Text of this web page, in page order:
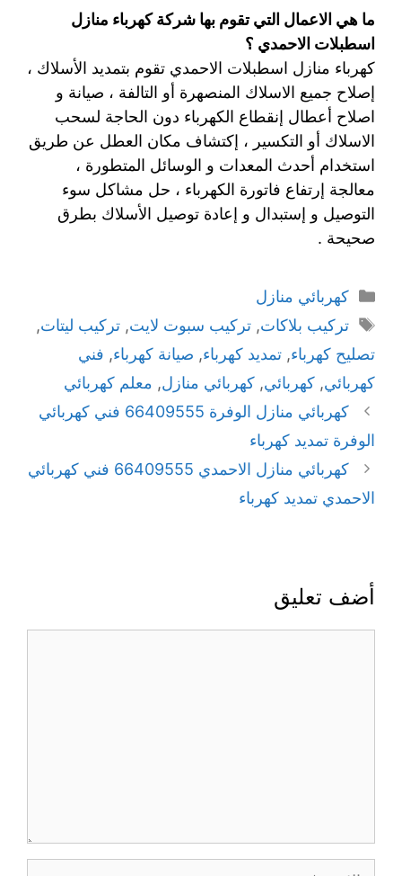
ما هي الاعمال التي تقوم بها شركة كهرباء منازل
اسطبلات الاحمدي ؟
كهرباء منازل اسطبلات الاحمدي تقوم بتمديد الأسلاك ،
إصلاح جميع الاسلاك المنصهرة أو التالفة ، صيانة و
اصلاح أعطال إنقطاع الكهرباء دون الحاجة لسحب
الاسلاك أو التكسير ، إكتشاف مكان العطل عن طريق
استخدام أحدث المعدات و الوسائل المتطورة ،
معالجة إرتفاع فاتورة الكهرباء ، حل مشاكل سوء
التوصيل و إستبدال و إعادة توصيل الأسلاك بطرق
صحيحة .
كهربائي منازل
تركيب بلاكات, تركيب سبوت لايت, تركيب ليتات,
تصليح كهرباء, تمديد كهرباء, صيانة كهرباء, فني
كهربائي, كهربائي, كهربائي منازل, معلم كهربائي
كهربائي منازل الوفرة 66409555 فني كهربائي
الوفرة تمديد كهرباء
كهربائي منازل الاحمدي 66409555 فني كهربائي
الاحمدي تمديد كهرباء
أضف تعليق